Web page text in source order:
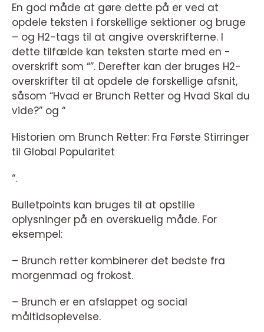
En god måde at gøre dette på er ved at
opdele teksten i forskellige sektioner og bruge
– og H2-tags til at angive overskrifterne. I
dette tilfælde kan teksten starte med en -
overskrift som “”. Derefter kan der bruges H2-
overskrifter til at opdele de forskellige afsnit,
såsom “Hvad er Brunch Retter og Hvad Skal du
vide?” og “
Historien om Brunch Retter: Fra Første Stirringer
til Global Popularitet
“.
Bulletpoints kan bruges til at opstille
oplysninger på en overskuelig måde. For
eksempel:
– Brunch retter kombinerer det bedste fra
morgenmad og frokost.
– Brunch er en afslappet og social
måltidsoplevelse.